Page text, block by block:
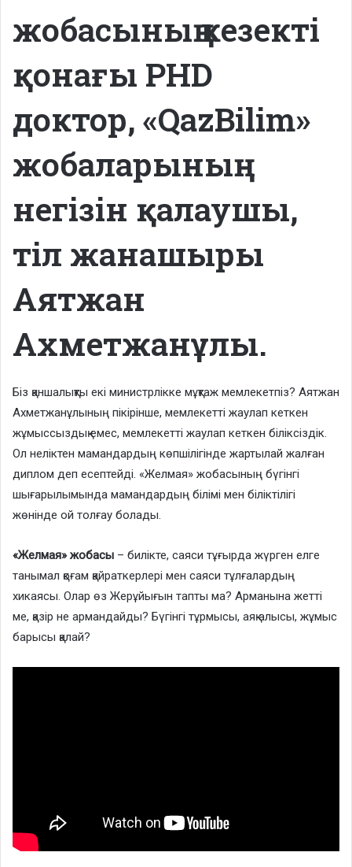
жобасының кезекті
қонағы PHD
доктор, «QazBilim»
жобаларының
негізін қалаушы,
тіл жанашыры
Аятжан
Ахметжанұлы.
Біз қаншалықты екі министрлікке мұқтаж мемлекетпіз? Аятжан
Ахметжанұлының пікірінше, мемлекетті жаулап кеткен
жұмыссыздық емес, мемлекетті жаулап кеткен біліксіздік.
Ол неліктен мамандардың көпшілігінде жартылай жалған
диплом деп есептейді. «Желмая» жобасының бүгінгі
шығарылымында мамандардың білімі мен біліктілігі
жөнінде ой толғау болады.
«Желмая» жобасы – билікте, саяси тұғырда жүрген елге
танымал қоғам қайраткерлері мен саяси тұлғалардың
хикаясы. Олар өз Жерұйығын тапты ма? Арманына жетті
ме, қазір не армандайды? Бүгінгі тұрмысы, аяқ алысы, жұмыс
барысы қалай?